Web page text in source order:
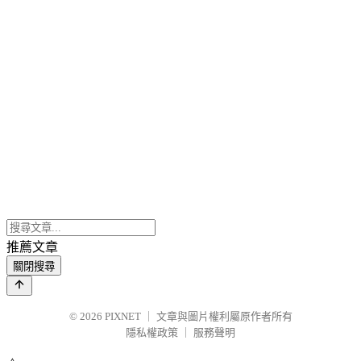
推薦文章
關閉搜尋
© 2026 PIXNET
文章與圖片權利屬原作者所有
隱私權政策
服務聲明